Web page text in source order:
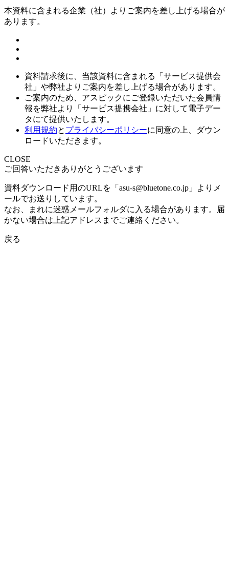
本資料に含まれる企業（社）よりご案内を差し上げる場合が
あります。
資料請求後に、当該資料に含まれる「サービス提供会
社」や弊社よりご案内を差し上げる場合があります。
ご案内のため、アスピックにご登録いただいた会員情
報を弊社より「サービス提携会社」に対して電子デー
タにて提供いたします。
利用規約と プライバシーポリシーに同意の上、ダウン
ロードいただきます。
CLOSE
ご回答いただきありがとうございます
資料ダウンロード用のURLを「asu-s@bluetone.co.jp」よりメ
ールでお送りしています。
なお、まれに迷惑メールフォルダに入る場合があります。届
かない場合は上記アドレスまでご連絡ください。
戻る